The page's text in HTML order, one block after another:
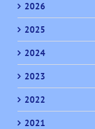
2026
2025
2024
2023
2022
2021